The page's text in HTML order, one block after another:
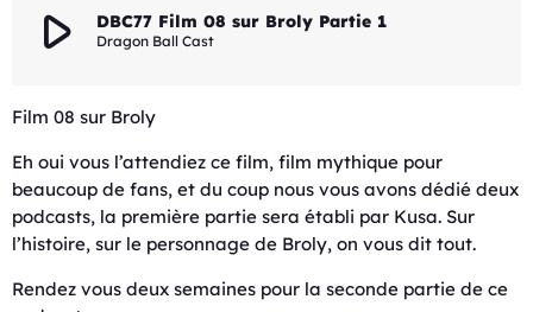
play_arrow DBC77 Film 08 sur Broly Partie 1
Dragon Ball Cast
Film 08 sur Broly
Eh oui vous l’attendiez ce film, film mythique pour
beaucoup de fans, et du coup nous vous avons dédié deux
podcasts, la première partie sera établi par Kusa. Sur
l’histoire, sur le personnage de Broly, on vous dit tout.
Rendez vous deux semaines pour la seconde partie de ce